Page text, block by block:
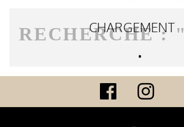
RECHERCHE : "
CHARGEMENT